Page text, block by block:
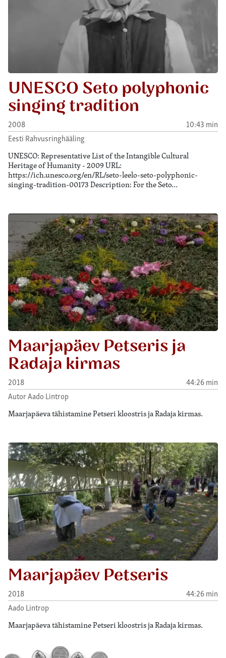
UNESCO Seto polyphonic
singing tradition
2008
10:43 min
Eesti Rahvusringhääling
UNESCO: Representative List of the Intangible Cultural
Heritage of Humanity - 2009 URL:
https://ich.unesco.org/en/RL/seto-leelo-seto-polyphonic-
singing-tradition-00173 Description: For the Seto…
Maarjapäev Petseris ja
Radaja kirmas
2018
44:26 min
Autor Aado Lintrop
Maarjapäeva tähistamine Petseri kloostris ja Radaja kirmas.
Maarjapäev Petseris
2018
44:26 min
Aado Lintrop
Maarjapäeva tähistamine Petseri kloostris ja Radaja kirmas.